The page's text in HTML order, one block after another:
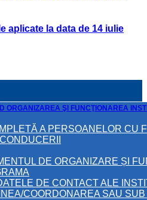
aplicate la data de 14 iulie
ORGANIZAREA ŞI FUNCŢIONAREA
A PERSOANELOR CU
DE ORGANIZARE ȘI
DE CONTACT ALE
COORDONAREA SAU